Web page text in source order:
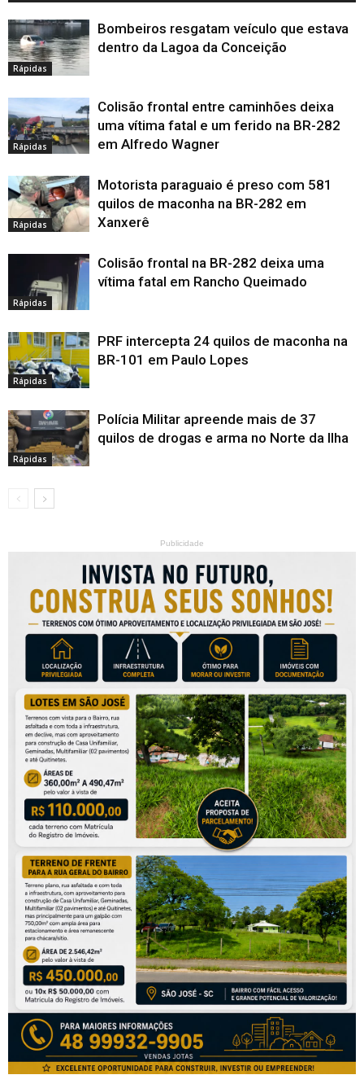
Rápidas
Bombeiros resgatam veículo que estava
dentro da Lagoa da Conceição
Rápidas
Colisão frontal entre caminhões deixa
uma vítima fatal e um ferido na BR-282
em Alfredo Wagner
Rápidas
Motorista paraguaio é preso com 581
quilos de maconha na BR-282 em
Xanxerê
Rápidas
Colisão frontal na BR-282 deixa uma
vítima fatal em Rancho Queimado
Rápidas
PRF intercepta 24 quilos de maconha na
BR-101 em Paulo Lopes
Rápidas
Polícia Militar apreende mais de 37
quilos de drogas e arma no Norte da Ilha
Publicidade